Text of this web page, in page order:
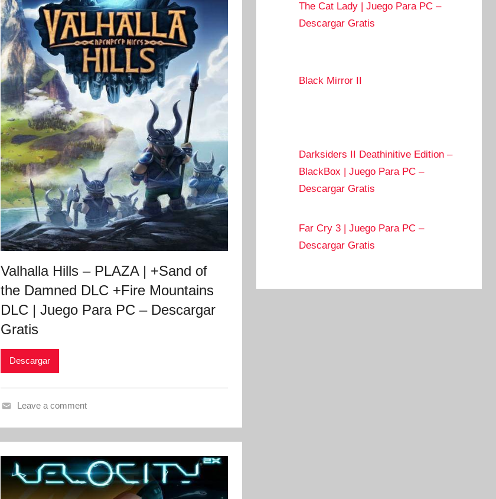
Valhalla Hills – PLAZA | +Sand of
the Damned DLC +Fire Mountains
DLC | Juego Para PC – Descargar
Gratis
Descargar
Leave a comment
The Cat Lady | Juego Para PC –
Descargar Gratis
Black Mirror II
Darksiders II Deathinitive Edition –
BlackBox | Juego Para PC –
Descargar Gratis
Far Cry 3 | Juego Para PC –
Descargar Gratis